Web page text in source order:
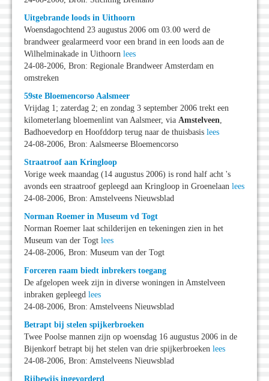
Uitgebrande loods in Uithoorn
Woensdagochtend 23 augustus 2006 om 03.00 werd de
brandweer gealarmeerd voor een brand in een loods aan de
Wilhelminakade in Uithoorn lees
24-08-2006, Bron: Regionale Brandweer Amsterdam en
omstreken
59ste Bloemencorso Aalsmeer
Vrijdag 1; zaterdag 2; en zondag 3 september 2006 trekt een
kilometerlang bloemenlint van Aalsmeer, via Amstelveen,
Badhoevedorp en Hoofddorp terug naar de thuisbasis lees
24-08-2006, Bron: Aalsmeerse Bloemencorso
Straatroof aan Kringloop
Vorige week maandag (14 augustus 2006) is rond half acht 's
avonds een straatroof gepleegd aan Kringloop in Groenelaan lees
24-08-2006, Bron: Amstelveens Nieuwsblad
Norman Roemer in Museum vd Togt
Norman Roemer laat schilderijen en tekeningen zien in het
Museum van der Togt lees
24-08-2006, Bron: Museum van der Togt
Forceren raam biedt inbrekers toegang
De afgelopen week zijn in diverse woningen in Amstelveen
inbraken gepleegd lees
24-08-2006, Bron: Amstelveens Nieuwsblad
Betrapt bij stelen spijkerbroeken
Twee Poolse mannen zijn op woensdag 16 augustus 2006 in de
Bijenkorf betrapt bij het stelen van drie spijkerbroeken lees
24-08-2006, Bron: Amstelveens Nieuwsblad
Rijbewijs ingevorderd